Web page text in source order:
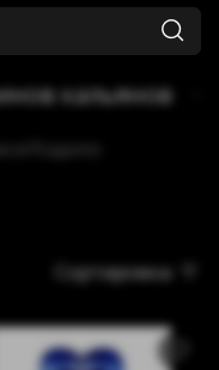
кальянов
Сортировка